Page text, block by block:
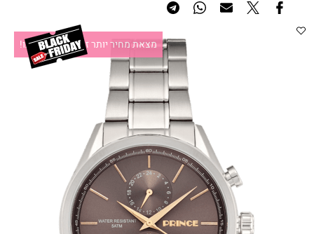
מצאת מחיר יותר זול?תקשרו אלינו!